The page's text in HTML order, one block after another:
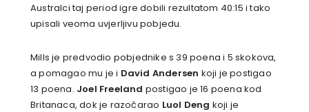
Australci taj period igre dobili rezultatom 40:15 i tako
upisali veoma uvjerljivu pobjedu.
Mills je predvodio pobjednike s 39 poena i 5 skokova,
a pomagao mu je i David Andersen koji je postigao
13 poena. Joel Freeland postigao je 16 poena kod
Britanaca, dok je razočarao Luol Deng koji je